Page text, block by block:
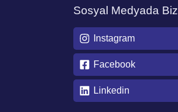
Sosyal Medyada Biz
Instagram
Facebook
Linkedin